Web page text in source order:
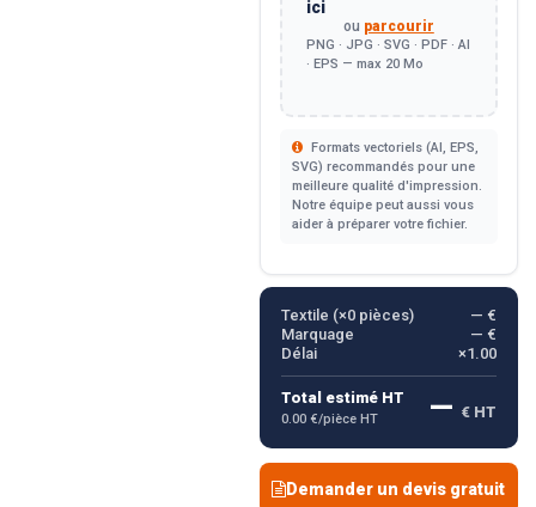
ici
ou parcourir
PNG · JPG · SVG · PDF · AI
· EPS — max 20 Mo
Formats vectoriels (AI, EPS,
SVG) recommandés pour une
meilleure qualité d'impression.
Notre équipe peut aussi vous
aider à préparer votre fichier.
Textile (×0pièces)
— €
Marquage
— €
Délai
×1.00
Total estimé HT
0.00 €/pièce HT — € HT
Demander un devis gratuit